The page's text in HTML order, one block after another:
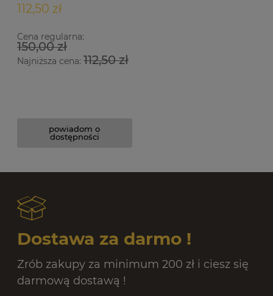
112,50 zł
Cena regularna:
150,00 zł
Najniższa cena: 112,50 zł
powiadom o
dostępności
Dostawa za darmo !
Zrób zakupy za minimum 200 zł i ciesz się
darmową dostawą !